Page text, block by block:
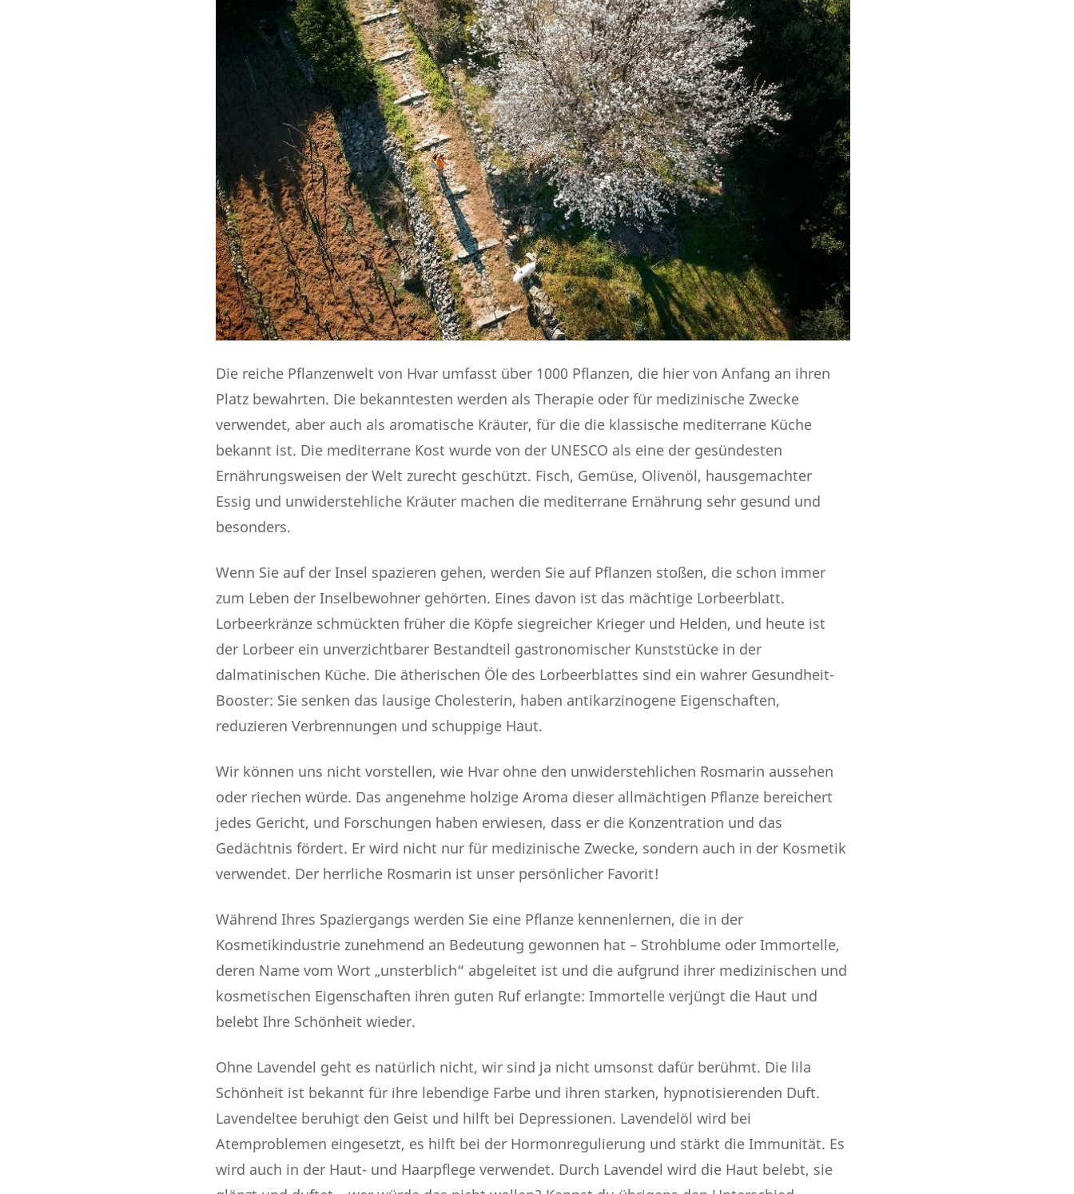
Die reiche Pflanzenwelt von Hvar umfasst über 1000 Pflanzen, die hier von Anfang an ihren
Platz bewahrten. Die bekanntesten werden als Therapie oder für medizinische Zwecke
verwendet, aber auch als aromatische Kräuter, für die die klassische mediterrane Küche
bekannt ist. Die mediterrane Kost wurde von der UNESCO als eine der gesündesten
Ernährungsweisen der Welt zurecht geschützt. Fisch, Gemüse, Olivenöl, hausgemachter
Essig und unwiderstehliche Kräuter machen die mediterrane Ernährung sehr gesund und
besonders.
Wenn Sie auf der Insel spazieren gehen, werden Sie auf Pflanzen stoßen, die schon immer
zum Leben der Inselbewohner gehörten. Eines davon ist das mächtige Lorbeerblatt.
Lorbeerkränze schmückten früher die Köpfe siegreicher Krieger und Helden, und heute ist
der Lorbeer ein unverzichtbarer Bestandteil gastronomischer Kunststücke in der
dalmatinischen Küche. Die ätherischen Öle des Lorbeerblattes sind ein wahrer Gesundheit-
Booster: Sie senken das lausige Cholesterin, haben antikarzinogene Eigenschaften,
reduzieren Verbrennungen und schuppige Haut.
Wir können uns nicht vorstellen, wie Hvar ohne den unwiderstehlichen Rosmarin aussehen
oder riechen würde. Das angenehme holzige Aroma dieser allmächtigen Pflanze bereichert
jedes Gericht, und Forschungen haben erwiesen, dass er die Konzentration und das
Gedächtnis fördert. Er wird nicht nur für medizinische Zwecke, sondern auch in der Kosmetik
verwendet. Der herrliche Rosmarin ist unser persönlicher Favorit!
Während Ihres Spaziergangs werden Sie eine Pflanze kennenlernen, die in der
Kosmetikindustrie zunehmend an Bedeutung gewonnen hat – Strohblume oder Immortelle,
deren Name vom Wort „unsterblich“ abgeleitet ist und die aufgrund ihrer medizinischen und
kosmetischen Eigenschaften ihren guten Ruf erlangte: Immortelle verjüngt die Haut und
belebt Ihre Schönheit wieder.
Ohne Lavendel geht es natürlich nicht, wir sind ja nicht umsonst dafür berühmt. Die lila
Schönheit ist bekannt für ihre lebendige Farbe und ihren starken, hypnotisierenden Duft.
Lavendeltee beruhigt den Geist und hilft bei Depressionen. Lavendelöl wird bei
Atemproblemen eingesetzt, es hilft bei der Hormonregulierung und stärkt die Immunität. Es
wird auch in der Haut- und Haarpflege verwendet. Durch Lavendel wird die Haut belebt, sie